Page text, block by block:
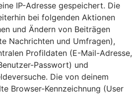
IP-Adresse gespeichert. Die
bei folgenden Aktionen
und Ändern von Beiträgen
Nachrichten und Umfragen),
Profildaten (E-Mail-Adresse,
Passwort) und
Die von deinem
Browser-Kennzeichnung (User